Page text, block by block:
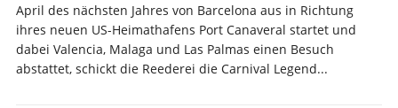
April des nächsten Jahres von Barcelona aus in Richtung
ihres neuen US-Heimathafens Port Canaveral startet und
dabei Valencia, Malaga und Las Palmas einen Besuch
abstattet, schickt die Reederei die Carnival Legend...